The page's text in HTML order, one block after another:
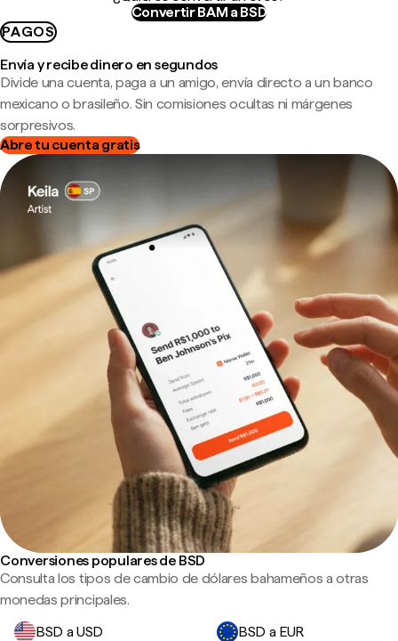
Convertir BAM a BSD
PAGOS
Envía y recibe dinero en segundos
Divide una cuenta, paga a un amigo, envía directo a un banco
mexicano o brasileño. Sin comisiones ocultas ni márgenes
sorpresivos.
Abre tu cuenta gratis
Conversiones populares de BSD
Consulta los tipos de cambio de dólares bahameños a otras
monedas principales.
BSD a USD
BSD a EUR